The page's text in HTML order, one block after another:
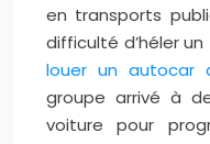
en transports
difficulté d’héler
louer un autocar
groupe arrivé à
voiture pour